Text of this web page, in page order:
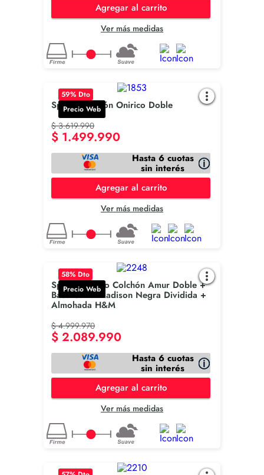
Agregar al carrito
Ver más medidas
59% Dto
Precio Web
Spring Colchón Onirico Doble
$ 3.619.990
$ 1.499.990
Hasta 6 cuotas
sin interés
Agregar al carrito
Ver más medidas
58% Dto
Precio Web
Spring Combo Colchón Amur Doble +
Base Cama Madison Negra Dividida +
Almohada H&M
$ 4.999.970
$ 2.089.990
Hasta 6 cuotas
sin interés
Agregar al carrito
Ver más medidas